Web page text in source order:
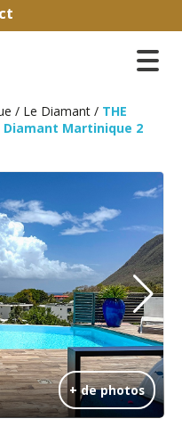
/ Le Diamant / THE
Diamant Martinique 2
+ de photos